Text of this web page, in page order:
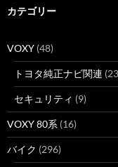
カテゴリー
VOXY (48)
トヨタ純正ナビ関連
セキュリティ (9)
VOXY 80系 (16)
バイク (296)